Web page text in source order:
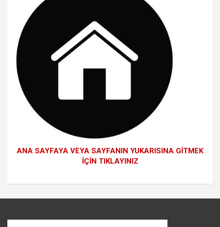
ANA SAYFAYA VEYA SAYFANIN YUKARISINA GİTMEK
İÇİN TIKLAYINIZ